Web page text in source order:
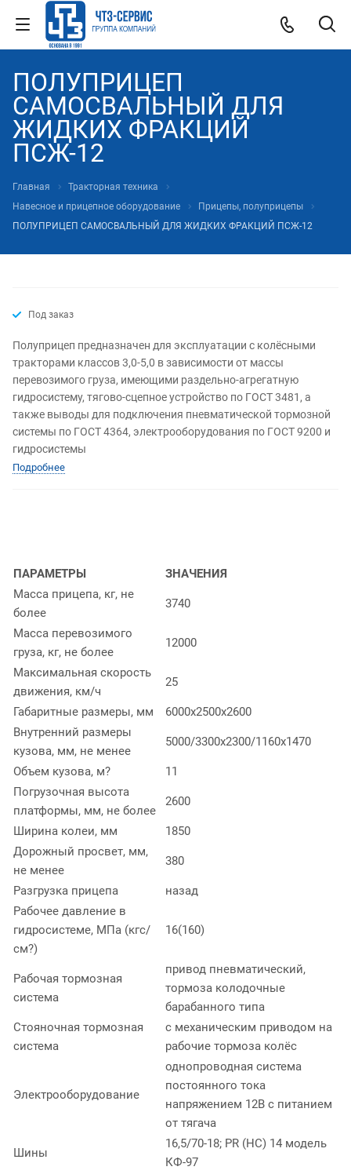
ПОЛУПРИЦЕП
САМОСВАЛЬНЫЙ ДЛЯ
ЖИДКИХ ФРАКЦИЙ
ПСЖ-12
Главная
Тракторная техника
Навесное и прицепное оборудование
Прицепы, полуприцепы
ПОЛУПРИЦЕП САМОСВАЛЬНЫЙ ДЛЯ ЖИДКИХ ФРАКЦИЙ ПСЖ-12
Под заказ
Полуприцеп предназначен для эксплуатации с колёсными
тракторами классов 3,0-5,0 в зависимости от массы
перевозимого груза, имеющими раздельно-агрегатную
гидросистему, тягово-сцепное устройство по ГОСТ 3481, а
также выводы для подключения пневматической тормозной
системы по ГОСТ 4364, электрооборудования по ГОСТ 9200 и
гидросистемы
Подробнее
ПАРАМЕТРЫ
ЗНАЧЕНИЯ
Масса прицепа, кг, не
более
3740
Масса перевозимого
груза, кг, не более
12000
Максимальная скорость
движения, км/ч
25
Габаритные размеры, мм
6000х2500х2600
Внутренний размеры
кузова, мм, не менее
5000/3300х2300/1160х1470
Объем кузова, м?
11
Погрузочная высота
платформы, мм, не более
2600
Ширина колеи, мм
1850
Дорожный просвет, мм,
не менее
380
Разгрузка прицепа
назад
Рабочее давление в
гидросистеме, МПа (кгс/
см?)
16(160)
Рабочая тормозная
система
привод пневматический,
тормоза колодочные
барабанного типа
Стояночная тормозная
система
с механическим приводом на
рабочие тормоза колёс
Электрооборудование
однопроводная система
постоянного тока
напряжением 12В с питанием
от тягача
Шины
16,5/70-18; PR (HC) 14 модель
КФ-97